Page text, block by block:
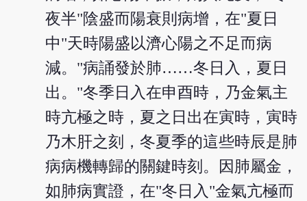
夜半"陰盛而陽衰則病增，在"夏日
中"天時陽盛以濟心陽之不足而病
減。"病誦發於肺……冬日入，夏日
出。"冬季日入在申酉時，乃金氣主
時亢極之時，夏之日出在寅時，寅時
乃木肝之刻，冬夏季的這些時辰是肺
病病機轉歸的關鍵時刻。因肺屬金，
如肺病實證，在"冬日入"金氣亢極而